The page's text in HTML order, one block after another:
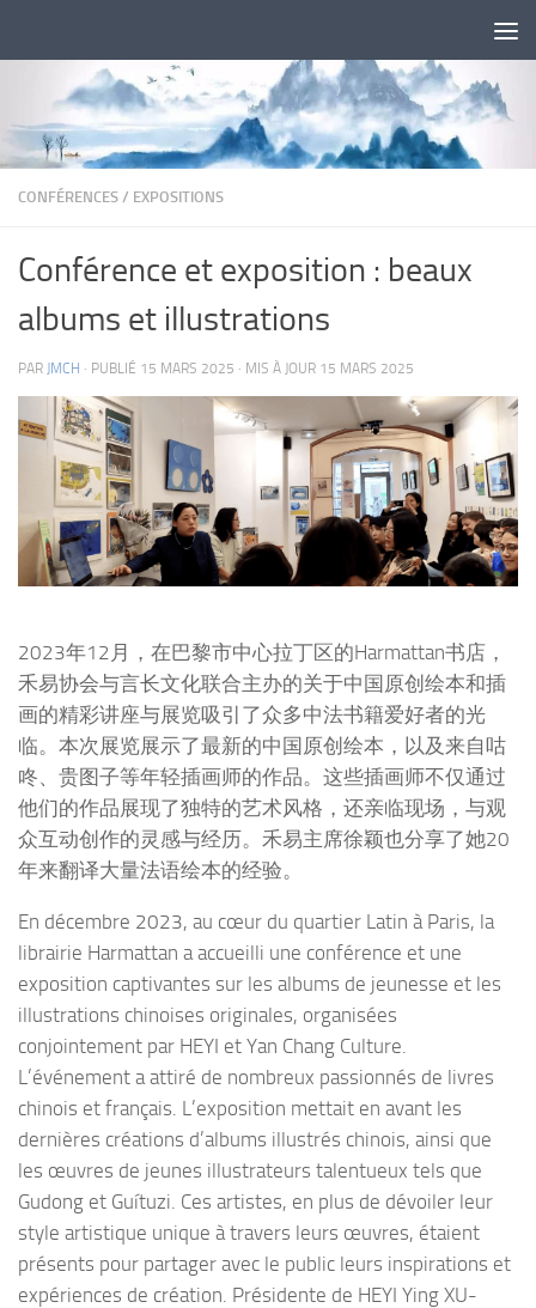
CONFÉRENCES / EXPOSITIONS
Conférence et exposition : beaux
albums et illustrations
PAR JMCH · PUBLIÉ 15 MARS 2025 · MIS À JOUR 15 MARS 2025
2023年12月，在巴黎市中心拉丁区的Harmattan书店，
禾易协会与言长文化联合主办的关于中国原创绘本和插
画的精彩讲座与展览吸引了众多中法书籍爱好者的光
临。本次展览展示了最新的中国原创绘本，以及来自咕
咚、贵图子等年轻插画师的作品。这些插画师不仅通过
他们的作品展现了独特的艺术风格，还亲临现场，与观
众互动创作的灵感与经历。禾易主席徐颖也分享了她20
年来翻译大量法语绘本的经验。
En décembre 2023, au cœur du quartier Latin à Paris, la
librairie Harmattan a accueilli une conférence et une
exposition captivantes sur les albums de jeunesse et les
illustrations chinoises originales, organisées
conjointement par HEYI et Yan Chang Culture.
L’événement a attiré de nombreux passionnés de livres
chinois et français. L’exposition mettait en avant les
dernières créations d’albums illustrés chinois, ainsi que
les œuvres de jeunes illustrateurs talentueux tels que
Gudong et Guítuzi. Ces artistes, en plus de dévoiler leur
style artistique unique à travers leurs œuvres, étaient
présents pour partager avec le public leurs inspirations et
expériences de création. Présidente de HEYI Ying XU-